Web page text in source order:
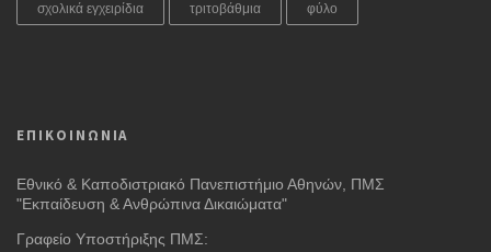
σχολικά εγχειρίδια τριτοβάθμια φύλο
ΕΠΙΚΟΙΝΩΝΙΑ
Εθνικό & Καποδιστριακό Πανεπιστήμιο Αθηνών, ΠΜΣ
"Εκπαίδευση & Ανθρώπινα Δικαιώματα"
Γραφείο Υποστήριξης ΠΜΣ: